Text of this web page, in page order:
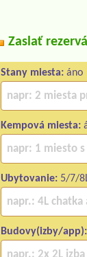
Zaslať
Stany miesta: áno
Kempová miesta:
Ubytovanie: 5/7/
Budovy(izby/app):